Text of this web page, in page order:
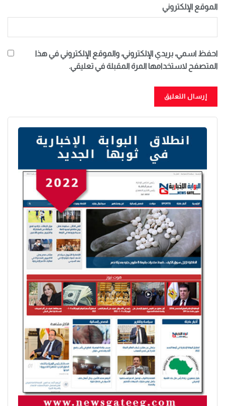
الموقع الإلكتروني
احفظ اسمي، بريدي الإلكتروني، والموقع الإلكتروني في هذا
المتصفح لاستخدامها المرة المقبلة في تعليقي.